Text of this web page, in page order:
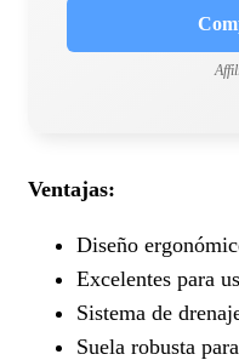
Ventajas:
Diseño
Excelentes para
Sistema de
Suela robusta